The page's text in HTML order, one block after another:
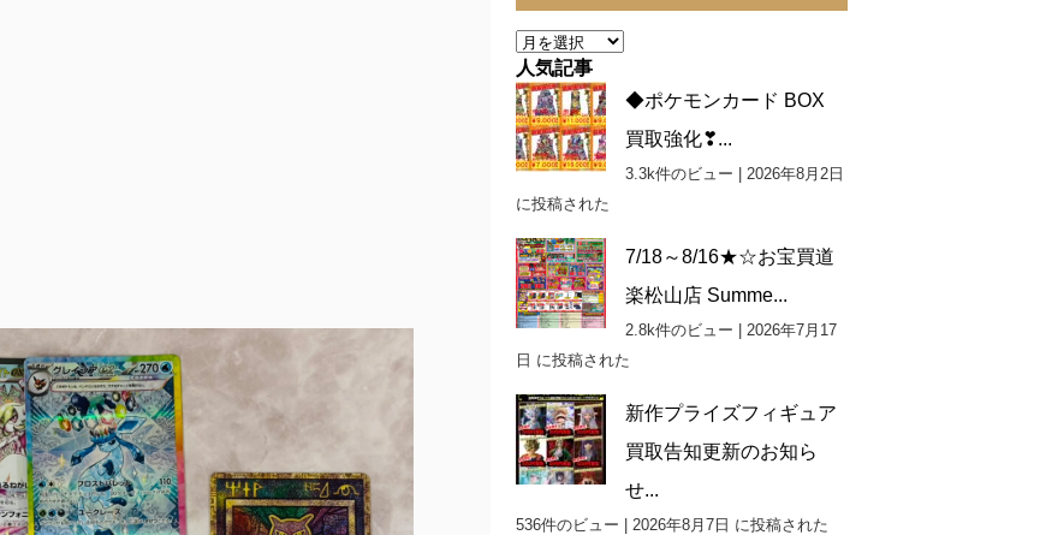
ア
ー
カ
イ
ブ
人気記事
◆ポケモンカード BOX
買取強化❣...
3.3k件のビュー
2026年8月2日
に投稿された
7/18～8/16★☆お宝買道
楽松山店 Summe...
2.8k件のビュー
2026年7月17
日 に投稿された
新作プライズフィギュア
買取告知更新のお知ら
せ...
536件のビュー 2026年8月7日 に投稿された